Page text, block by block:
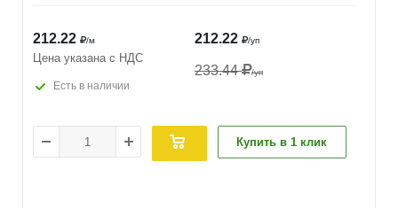
212.22 /уп
233.44 /уп
212.22 /м
Цена указана с НДС
Есть в наличии
Купить в 1 клик